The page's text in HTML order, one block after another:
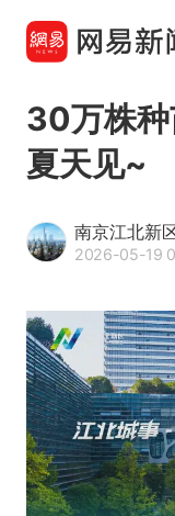
30万株种
夏天见~
南京江北新
2026-05-19